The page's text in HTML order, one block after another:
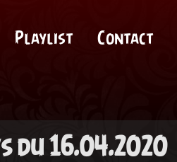
Playlist Contact
du 16.04.2020